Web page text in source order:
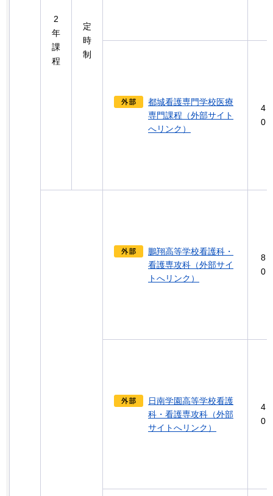
2
年
課
程
定
時
制
都城看護専門学校医療
専門課程（外部サイト
へリンク）
4
0
鵬翔高等学校看護科・
看護専攻科（外部サイ
トへリンク）
8
0
日南学園高等学校看護
科・看護専攻科（外部
サイトへリンク）
4
0